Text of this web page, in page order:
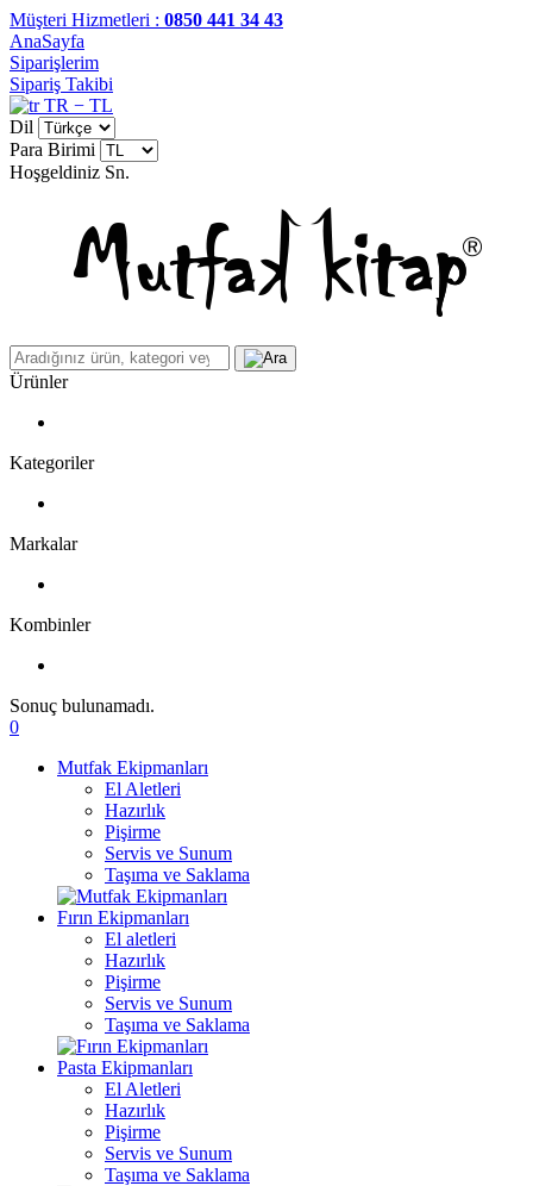
Müşteri Hizmetleri : 0850 441 34 43
AnaSayfa
Siparişlerim
Sipariş Takibi
TR − TL
Dil
Para Birimi
Hoşgeldiniz Sn.
Ürünler
Kategoriler
Markalar
Kombinler
Sonuç bulunamadı.
0
Mutfak Ekipmanları
El Aletleri
Hazırlık
Pişirme
Servis ve Sunum
Taşıma ve Saklama
Fırın Ekipmanları
El aletleri
Hazırlık
Pişirme
Servis ve Sunum
Taşıma ve Saklama
Pasta Ekipmanları
El Aletleri
Hazırlık
Pişirme
Servis ve Sunum
Taşıma ve Saklama